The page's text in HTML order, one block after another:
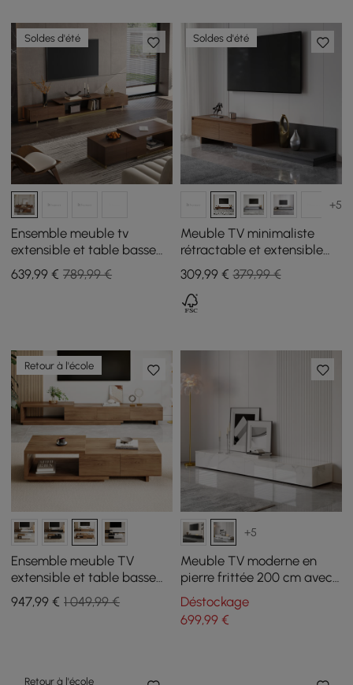
Soldes d'été
Ensemble meuble tv
extensible et table basse
Mordel en noyer brillant
639,99 € 789,99 €
Soldes d'été
+5
Meuble TV minimaliste
rétractable et extensible
Fero à 2 tiroirs en noyer et
gris jusqu'à 2000 mm
309,99€ 379,99 €
Retour à l'école
Ensemble meuble TV
extensible et table basse
Quoint
947,99 € 1 049,99 €
+5
Meuble TV moderne en
pierre frittée 200 cm avec
4 tiroirs
Déstockage
699,99€
Retour à l'école